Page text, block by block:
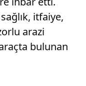
itfaiye,
arazi
bulunan